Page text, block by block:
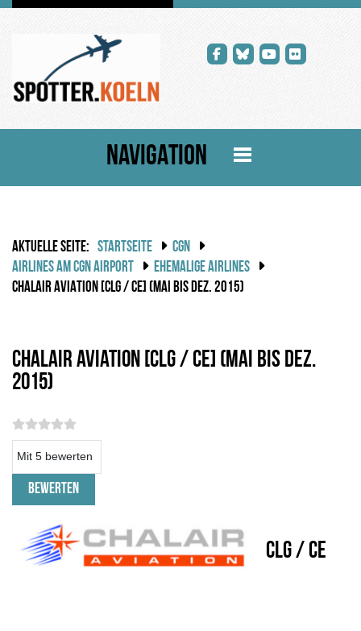
NAVIGATION
AKTUELLE SEITE: STARTSEITE
CGN
AIRLINES AM CGN AIRPORT
EHEMALIGE AIRLINES
CHALAIR AVIATION [CLG / CE] (MAI BIS DEZ. 2015)
CHALAIR Aviation [CLG / CE] (Mai bis Dez.
2015)
Bitte bewerten
CLG / CE